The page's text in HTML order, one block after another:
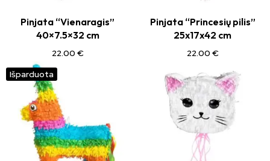
Pinjata “Vienaragis”
40×7.5×32 cm
22.00 €
Pinjata “Princesių pilis”
25x17x42 cm
22.00 €
Išparduota